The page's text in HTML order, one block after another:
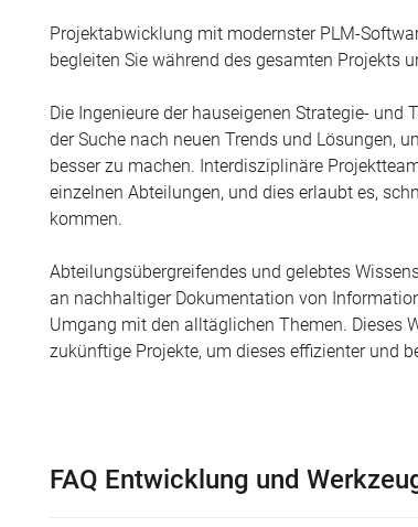
Projektabwicklung mit modernster PLM-
begleiten Sie während des gesamten Projekts
Die Ingenieure der hauseigenen Strategie-
der Suche nach neuen Trends und Lösungen,
besser zu machen. Interdisziplinäre
einzelnen Abteilungen, und dies erlaubt es,
kommen.
Abteilungsübergreifendes und gelebtes
an nachhaltiger Dokumentation von
Umgang mit den alltäglichen Themen. Dieses
zukünftige Projekte, um dieses effizienter und
FAQ Entwicklung und